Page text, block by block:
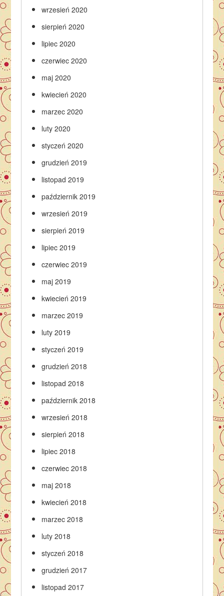
wrzesień 2020
sierpień 2020
lipiec 2020
czerwiec 2020
maj 2020
kwiecień 2020
marzec 2020
luty 2020
styczeń 2020
grudzień 2019
listopad 2019
październik 2019
wrzesień 2019
sierpień 2019
lipiec 2019
czerwiec 2019
maj 2019
kwiecień 2019
marzec 2019
luty 2019
styczeń 2019
grudzień 2018
listopad 2018
październik 2018
wrzesień 2018
sierpień 2018
lipiec 2018
czerwiec 2018
maj 2018
kwiecień 2018
marzec 2018
luty 2018
styczeń 2018
grudzień 2017
listopad 2017